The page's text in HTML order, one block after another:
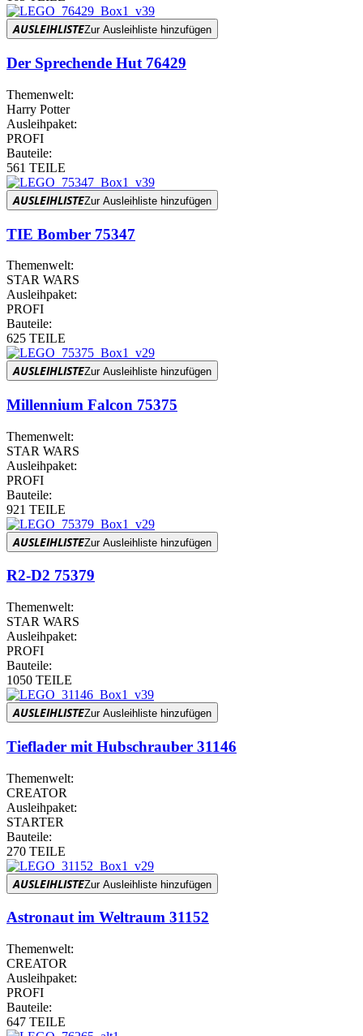
AUSLEIHLISTEZur Ausleihliste hinzufügen
Der Sprechende Hut 76429
Themenwelt:
Harry Potter
Ausleihpaket:
PROFI
Bauteile:
561 TEILE
AUSLEIHLISTEZur Ausleihliste hinzufügen
TIE Bomber 75347
Themenwelt:
STAR WARS
Ausleihpaket:
PROFI
Bauteile:
625 TEILE
AUSLEIHLISTEZur Ausleihliste hinzufügen
Millennium Falcon 75375
Themenwelt:
STAR WARS
Ausleihpaket:
PROFI
Bauteile:
921 TEILE
AUSLEIHLISTEZur Ausleihliste hinzufügen
R2-D2 75379
Themenwelt:
STAR WARS
Ausleihpaket:
PROFI
Bauteile:
1050 TEILE
AUSLEIHLISTEZur Ausleihliste hinzufügen
Tieflader mit Hubschrauber 31146
Themenwelt:
CREATOR
Ausleihpaket:
STARTER
Bauteile:
270 TEILE
AUSLEIHLISTEZur Ausleihliste hinzufügen
Astronaut im Weltraum 31152
Themenwelt:
CREATOR
Ausleihpaket:
PROFI
Bauteile:
647 TEILE